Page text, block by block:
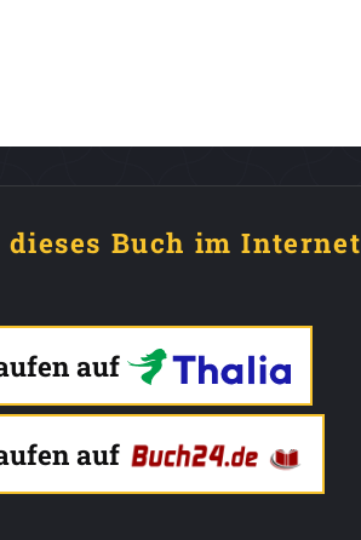
dieses Buch im Internet
auf
auf